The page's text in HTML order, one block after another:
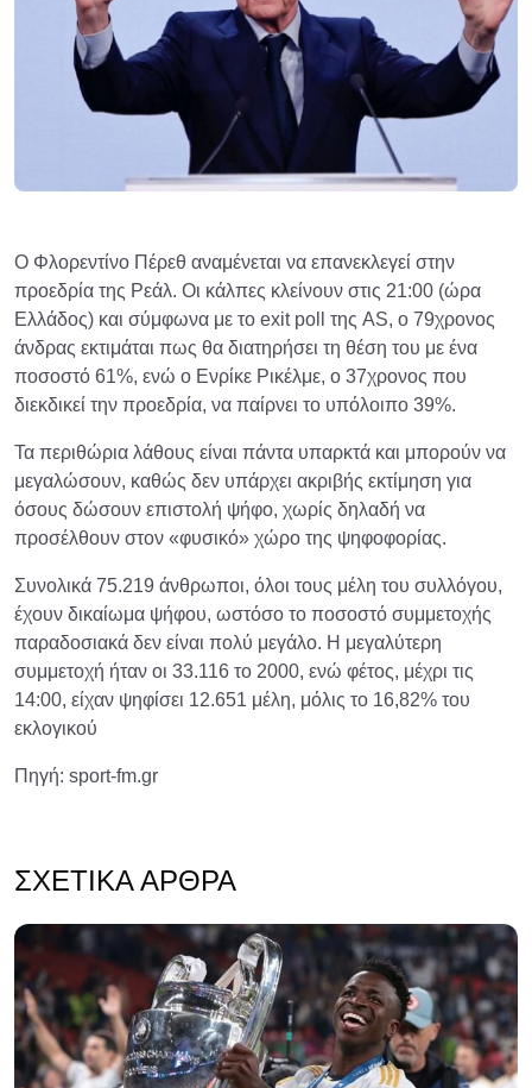
Ο Φλορεντίνο Πέρεθ αναμένεται να επανεκλεγεί στην
προεδρία της Ρεάλ. Οι κάλπες κλείνουν στις 21:00 (ώρα
Ελλάδος) και σύμφωνα με το exit poll της AS, ο 79χρονος
άνδρας εκτιμάται πως θα διατηρήσει τη θέση του με ένα
ποσοστό 61%, ενώ ο Ενρίκε Ρικέλμε, ο 37χρονος που
διεκδικεί την προεδρία, να παίρνει το υπόλοιπο 39%.
Τα περιθώρια λάθους είναι πάντα υπαρκτά και μπορούν να
μεγαλώσουν, καθώς δεν υπάρχει ακριβής εκτίμηση για
όσους δώσουν επιστολή ψήφο, χωρίς δηλαδή να
προσέλθουν στον «φυσικό» χώρο της ψηφοφορίας.
Συνολικά 75.219 άνθρωποι, όλοι τους μέλη του συλλόγου,
έχουν δικαίωμα ψήφου, ωστόσο το ποσοστό συμμετοχής
παραδοσιακά δεν είναι πολύ μεγάλο. Η μεγαλύτερη
συμμετοχή ήταν οι 33.116 το 2000, ενώ φέτος, μέχρι τις
14:00, είχαν ψηφίσει 12.651 μέλη, μόλις το 16,82% του
εκλογικού
Πηγή: sport-fm.gr
ΣΧΕΤΙΚΆ ΆΡΘΡΑ